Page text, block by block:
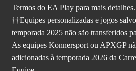
Termos do EA Play para mais detalhes.
††Equipes personalizadas e jogos
temporada 2025 não são transferidos
As equipes Konnersport ou APXGP
adicionadas à temporada 2026 da